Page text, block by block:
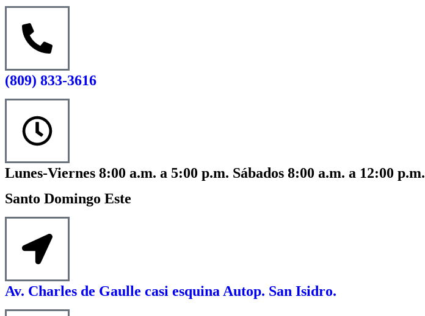
(809) 833-3616
Lunes-Viernes 8:00 a.m. a 5:00 p.m. Sábados 8:00 a.m. a 12:00 p.m.
Santo Domingo Este
Av. Charles de Gaulle casi esquina Autop. San Isidro.